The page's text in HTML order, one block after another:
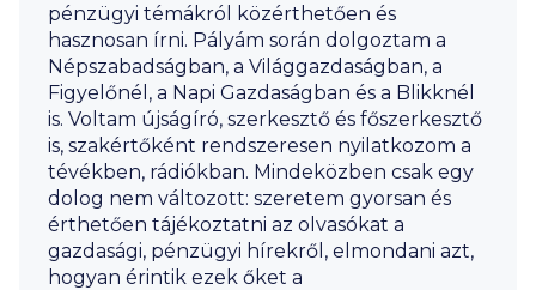
pénzügyi témákról közérthetően és
hasznosan írni. Pályám során dolgoztam a
Népszabadságban, a Világgazdaságban, a
Figyelőnél, a Napi Gazdaságban és a Blikknél
is. Voltam újságíró, szerkesztő és főszerkesztő
is, szakértőként rendszeresen nyilatkozom a
tévékben, rádiókban. Mindeközben csak egy
dolog nem változott: szeretem gyorsan és
érthetően tájékoztatni az olvasókat a
gazdasági, pénzügyi hírekről, elmondani azt,
hogyan érintik ezek őket a